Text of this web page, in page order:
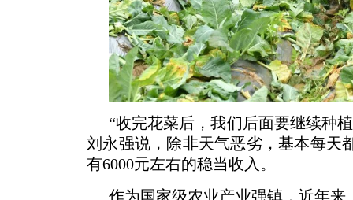
“收完花菜后，我们后面要继续种
刘永强说，除非天气恶劣，基本每天
有6000元左右的稳当收入。
作为国家级农业产业强镇，近年来